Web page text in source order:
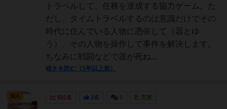
トラベルして、任務を達成する協力ゲーム。た
だし、タイムトラベルするのは意識だけでその
時代に住んでいる人物に憑依して（器とゆ
う）、その人物を操作して事件を解決します。
ちなみに戦闘などで器が死ね...
続きを読む（1年以上前）
502名 2名 充実
仙人